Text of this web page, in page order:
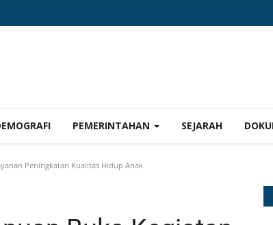
PEMERINTAHAN SEJARAH
Peningkatan Kualitas Hidup Anak